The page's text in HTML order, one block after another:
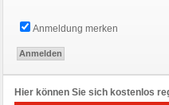
Anmeldung merken
Hier können Sie sich kostenlos